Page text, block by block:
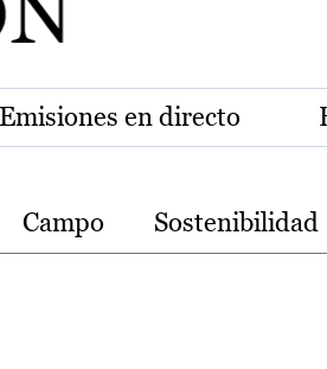
Emisiones en directo
Campo Sostenibilidad